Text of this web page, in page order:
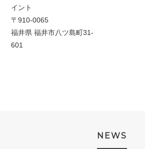
イント
〒910-0065
福井県 福井市八ツ島町31-
601
NEWS